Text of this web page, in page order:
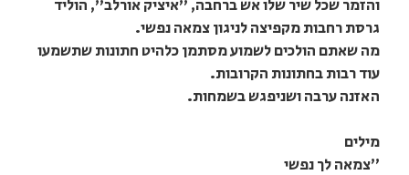
והזמר שכל שיר שלו אש ברחבה, "איציק אורלב", הוליד
גרסת רחבות מקפיצה לניגון צמאה נפשי.
מה שאתם הולכים לשמוע מסתמן כלהיט חתונות שתשמעו
עוד רבות בחתונות הקרובות.
האזנה ערבה ושניפגש בשמחות.
מילים
״צמאה לך נפשי